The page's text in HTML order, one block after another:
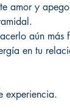
amor y
aún más
en tu
experiencia.